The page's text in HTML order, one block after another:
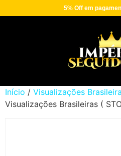
5% Off em
Início / Visualizações
Visualizações Brasileiras (